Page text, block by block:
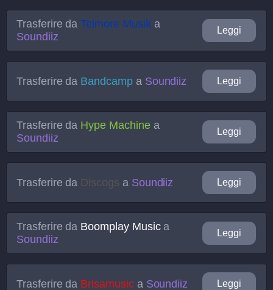
Trasferire daTelmore Musika
Soundiiz
Leggi
Trasferire da Bandcampa Soundiiz Leggi
Trasferire da Hype Machinea
Soundiiz
Leggi
Trasferire da Discogs a Soundiiz Leggi
Trasferire da Boomplay Musica
Soundiiz
Leggi
Trasferire da Brisamusica Soundiiz Leggi